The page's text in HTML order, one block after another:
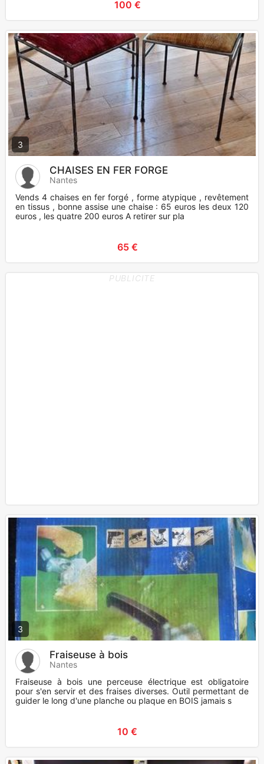
100 €
3
CHAISES EN FER FORGE
Nantes
Vends 4 chaises en fer forgé , forme atypique , revêtement
en tissus , bonne assise une chaise : 65 euros les deux 120
euros , les quatre 200 euros A retirer sur pla
65 €
PUBLICITE
3
Fraiseuse à bois
Nantes
Fraiseuse à bois une perceuse électrique est obligatoire
pour s'en servir et des fraises diverses. Outil permettant de
guider le long d'une planche ou plaque en BOIS jamais s
10 €